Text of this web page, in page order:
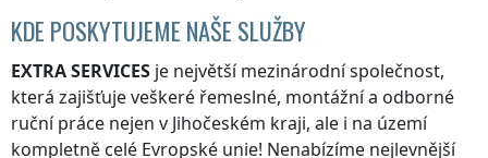
KDE POSKYTUJEME NAŠE SLUŽBY
EXTRA SERVICES je největší mezinárodní společnost,
která zajišťuje veškeré řemeslné, montážní a odborné
ruční práce nejen v Jihočeském kraji, ale i na území
kompletně celé Evropské unie! Nenabízíme nejlevnější